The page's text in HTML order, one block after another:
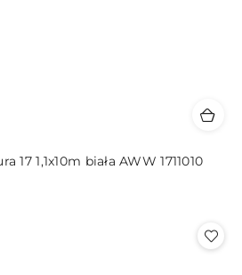
1,1x10m biała AWW 1711010